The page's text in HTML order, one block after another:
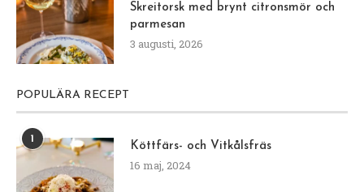
Skreitorsk med brynt citronsmör och
parmesan
3 augusti, 2026
POPULÄRA RECEPT
1
Köttfärs- och Vitkålsfräs
16 maj, 2024